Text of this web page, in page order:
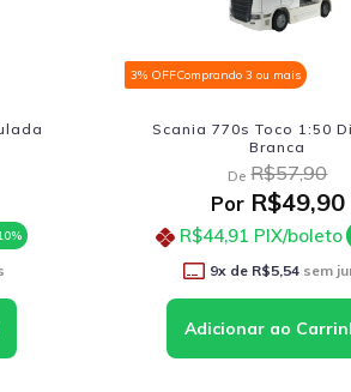
3% OFFComprando 3 ou mais
Scania 770s Toco 1:50
Branca
De R$57,90
PorR$49,90
R$44,91 PIX/boleto
9x de R$5,54sem